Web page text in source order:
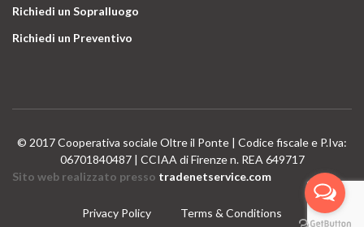
Richiedi un Sopralluogo
Richiedi un Preventivo
© 2017 Cooperativa sociale Oltre il Ponte | Codice fiscale e P.Iva:
06701840487 | CCIAA di Firenze n. REA 649717
Sito web realizzato presso tradenetservice.com
Privacy Policy Terms & Conditions